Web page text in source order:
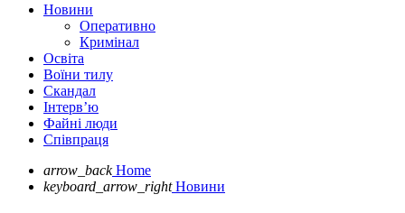
Новини
Оперативно
Кримінал
Освіта
Воїни тилу
Скандал
Інтерв’ю
Файні люди
Співпраця
arrow_back Home
keyboard_arrow_right Новини